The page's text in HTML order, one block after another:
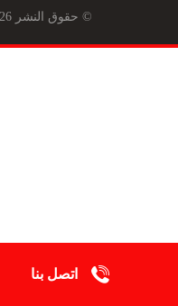
© حقوق النشر 2026. جميع الحقوق محفوظة.
اتصل بنا